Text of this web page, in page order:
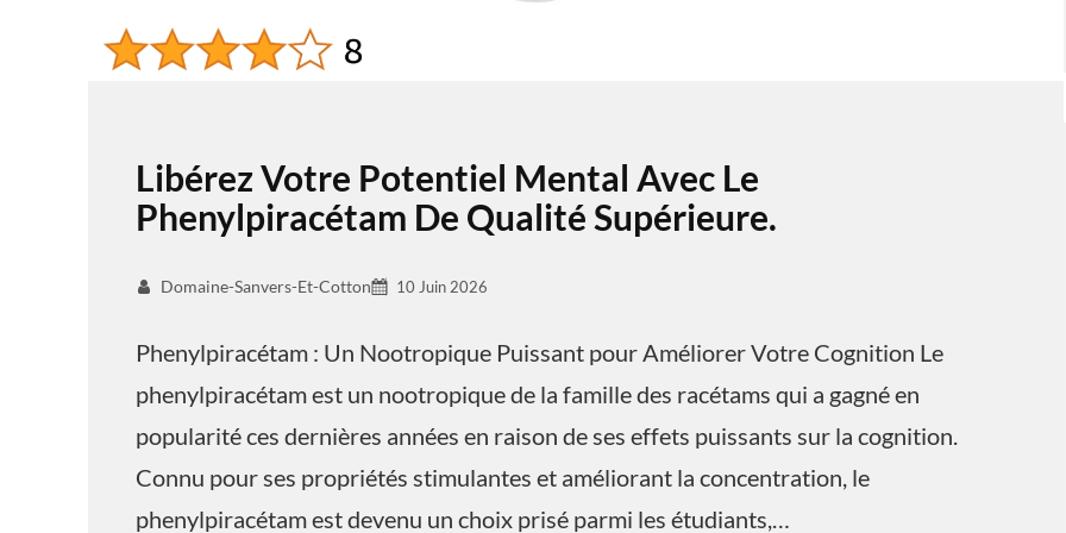
Libérez Votre Potentiel Mental Avec Le
Phenylpiracétam De Qualité Supérieure.
Domaine-Sanvers-Et-Cotton 10 Juin 2026
Phenylpiracétam : Un Nootropique Puissant pour Améliorer Votre Cognition Le
phenylpiracétam est un nootropique de la famille des racétams qui a gagné en
popularité ces dernières années en raison de ses effets puissants sur la cognition.
Connu pour ses propriétés stimulantes et améliorant la concentration, le
phenylpiracétam est devenu un choix prisé parmi les étudiants,…